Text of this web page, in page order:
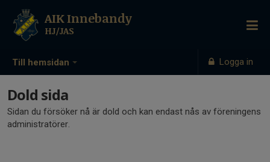
Till hemsidan Logga in
AIK Innebandy
HJ/JAS
Dold sida
Sidan du försöker nå är dold och kan endast nås av föreningens
administratörer.